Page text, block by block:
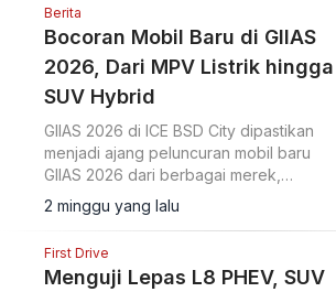
Berita
Bocoran Mobil Baru di GIIAS
2026, Dari MPV Listrik hingga
SUV Hybrid
GIIAS 2026 di ICE BSD City dipastikan
menjadi ajang peluncuran mobil baru
GIIAS 2026 dari berbagai merek,
mencakup MPV listrik hingga SUV hybrid.
2 minggu yang lalu
First Drive
Menguji Lepas L8 PHEV, SUV